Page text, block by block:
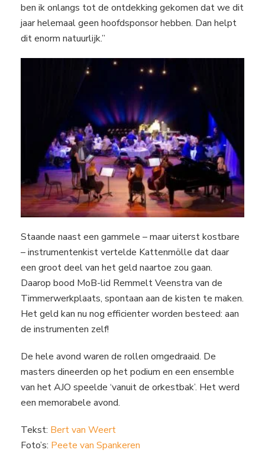
ben ik onlangs tot de ontdekking gekomen dat we dit
jaar helemaal geen hoofdsponsor hebben. Dan helpt
dit enorm natuurlijk.”
Staande naast een gammele – maar uiterst kostbare
– instrumentenkist vertelde Kattenmölle dat daar
een groot deel van het geld naartoe zou gaan.
Daarop bood MoB-lid Remmelt Veenstra van de
Timmerwerkplaats, spontaan aan de kisten te maken.
Het geld kan nu nog efficienter worden besteed: aan
de instrumenten zelf!
De hele avond waren de rollen omgedraaid. De
masters dineerden op het podium en een ensemble
van het AJO speelde ‘vanuit de orkestbak’. Het werd
een memorabele avond.
Tekst: Bert van Weert
Foto’s: Peete van Spankeren